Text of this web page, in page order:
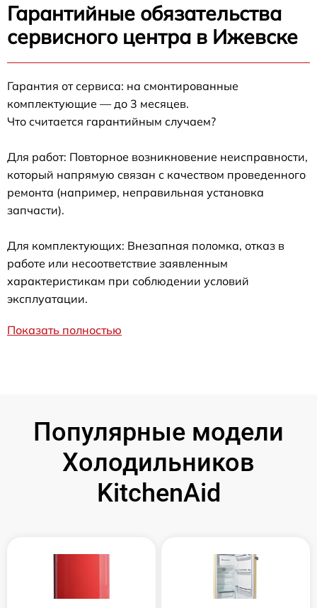
Гарантийные обязательства
сервисного центра в Ижевске
Гарантия от сервиса: на смонтированные
комплектующие — до 3 месяцев.
Что считается гарантийным случаем?
Для работ: Повторное возникновение неисправности,
который напрямую связан с качеством проведенного
ремонта (например, неправильная установка
запчасти).
Для комплектующих: Внезапная поломка, отказ в
работе или несоответствие заявленным
характеристикам при соблюдении условий
эксплуатации.
Показать полностью
Популярные модели
Холодильников
KitchenAid